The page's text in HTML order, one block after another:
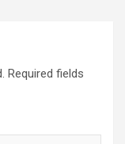
Required fields